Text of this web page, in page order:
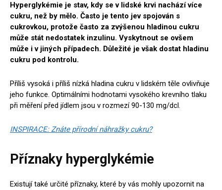
Hyperglykémie je stav, kdy se v lidské krvi nachází více
cukru, než by mělo. Často je tento jev spojován s
cukrovkou, protože často za zvýšenou hladinou cukru
může stát nedostatek inzulinu. Vyskytnout se ovšem
může i v jiných případech. Důležité je však dostat hladinu
cukru pod kontrolu.
Příliš vysoká i příliš nízká hladina cukru v lidském těle ovlivňuje
jeho funkce. Optimálními hodnotami vysokého krevního tlaku
při měření před jídlem jsou v rozmezí 90-130 mg/dcl.
INSPIRACE: Znáte přírodní náhražky cukru?
Příznaky hyperglykémie
Existují také určité příznaky, které by vás mohly upozornit na